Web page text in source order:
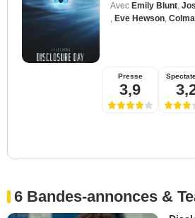
Avec Emily Blunt
Eve Hewson
Presse
3,9
6 Bandes-annonces &